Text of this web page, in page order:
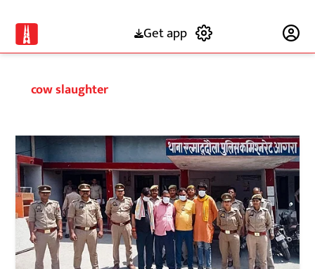
Get app
cow slaughter